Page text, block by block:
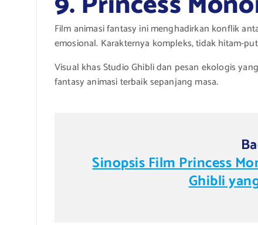
Film animasi fantasy ini menghadirkan konflik
emosional. Karakternya kompleks, tidak hitam-
Visual khas Studio Ghibli dan pesan ekologis
fantasy animasi terbaik sepanjang masa.
Sinopsis Film Princess
Ghibli